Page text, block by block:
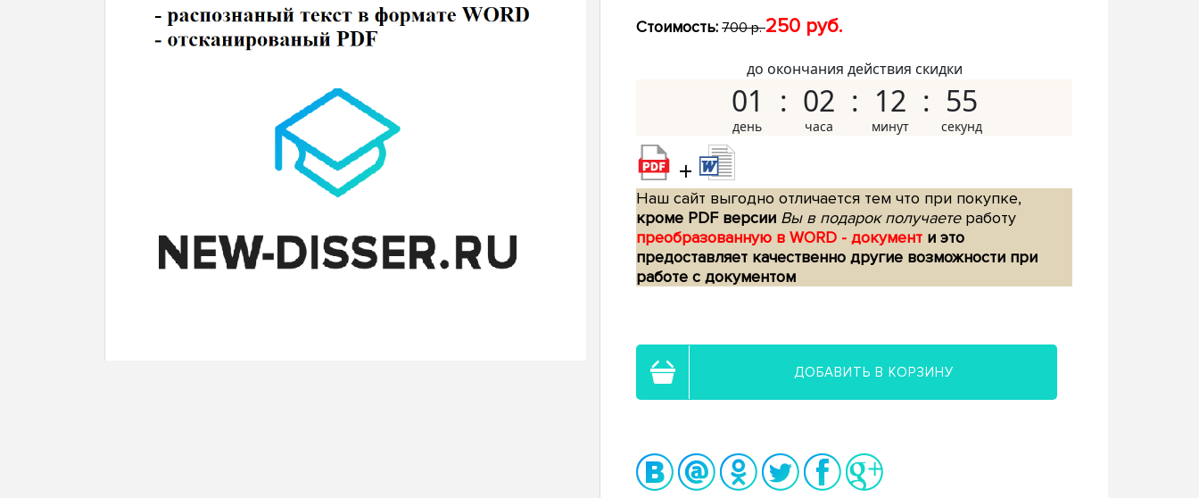
Стоимость: 700 р.250 руб.
до окончания действия скидки
01 02 12 54
+
Наш сайт выгодно отличается тем что при покупке,
кроме PDF версии Вы в подарок получаетеработу
преобразованную в WORD - документ и это
предоставляет качественно другие возможности при
работе с документом
ДОБАВИТЬ В КОРЗИНУ